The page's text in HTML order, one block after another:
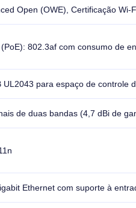
Open (OWE), Certificação
802.3af com consumo de
UL2043 para espaço de controle
de duas bandas (4,7 dBi de
Ethernet com suporte à